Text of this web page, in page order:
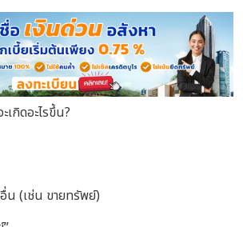
เกิดอะไรขึ้น?
น (เช่น ขายทรัพย์)